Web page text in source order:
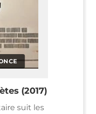
(2017)
suit les